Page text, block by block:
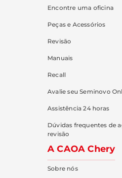
Encontre uma oficina
Peças e Acessórios
Revisão
Manuais
Recall
Avalie seu Seminovo
Assistência 24 horas
Dúvidas frequentes de
revisão
A CAOA Chery
Sobre nós